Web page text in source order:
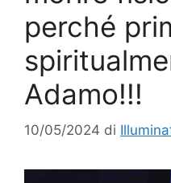
perché
Adamo!!!
10/05/2024 di